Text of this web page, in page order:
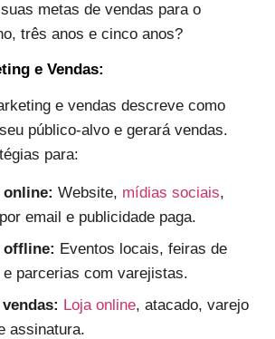
metas de vendas para o
três anos e cinco anos?
e Vendas:
e vendas descreve como
público-alvo e gerará vendas.
para:
online: Website, mídias sociais,
email e publicidade paga.
offline: Eventos locais, feiras de
e parcerias com varejistas.
Loja online, atacado, varejo
assinatura.